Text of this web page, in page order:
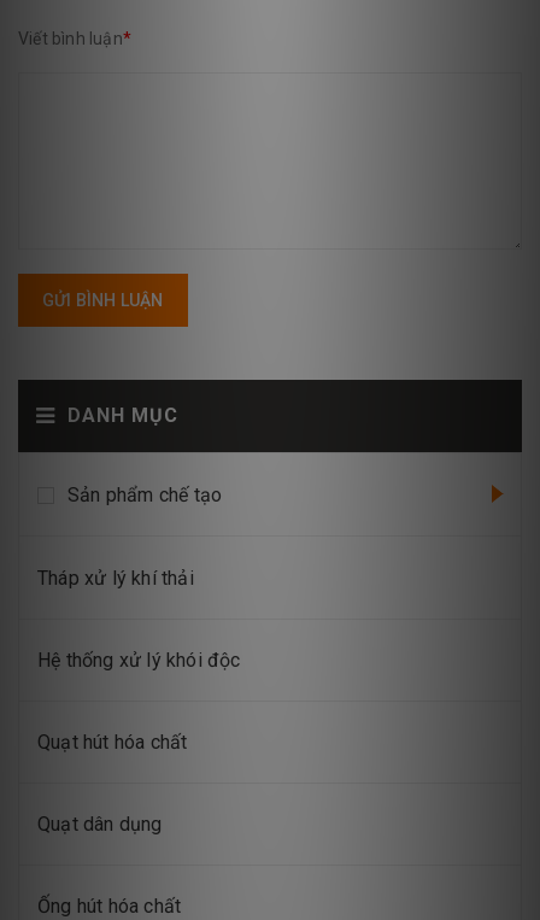
DANH MỤC
Sản phẩm chế tạo
Tháp xử lý khí thải
Hệ thống xử lý khói độc
Quạt hút hóa chất
Quạt dân dụng
Ống hút hóa chất
Viết bình luận*
GỬI BÌNH LUẬN